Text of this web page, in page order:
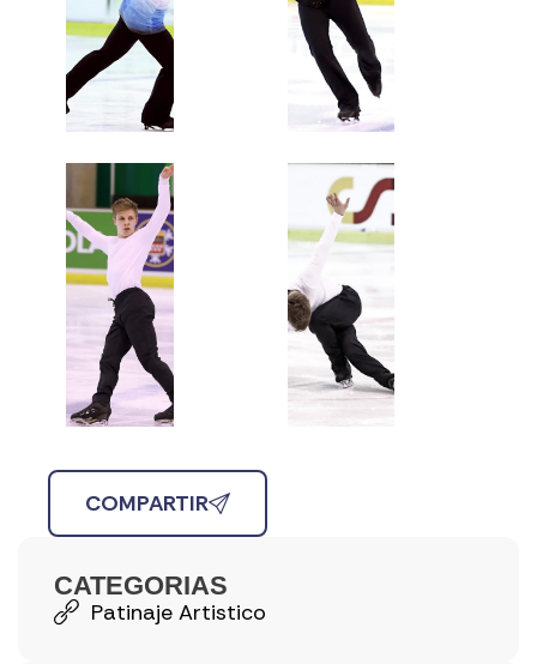
COMPARTIR
CATEGORIAS
Patinaje Artistico